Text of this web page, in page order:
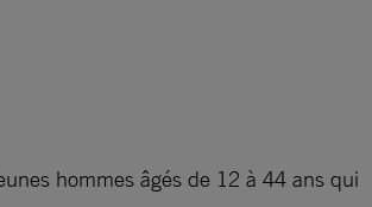
hommes âgés de 12 à 44 ans qui